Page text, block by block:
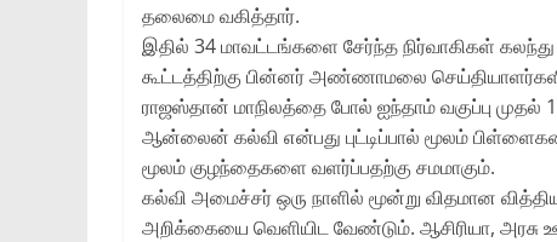
தலைமை வகித்தார்.
இதில் 34 மாவட்டங்களை சேர்ந்த நிர்வாகிகள்
கூட்டத்திற்கு பின்னர் அண்ணாமலை
ராஜஸ்தான் மாநிலத்தை போல் ஐந்தாம் வகுப்பு முதல்
ஆன்லைன் கல்வி என்பது புட்டிப்பால் மூலம்
மூலம் குழந்தைகளை வளர்ப்பதற்கு சமமாகும்.
கல்வி அமைச்சர் ஒரு நாளில் மூன்று விதமான
அறிக்கையை வெளியிட வேண்டும். ஆசிரியா,